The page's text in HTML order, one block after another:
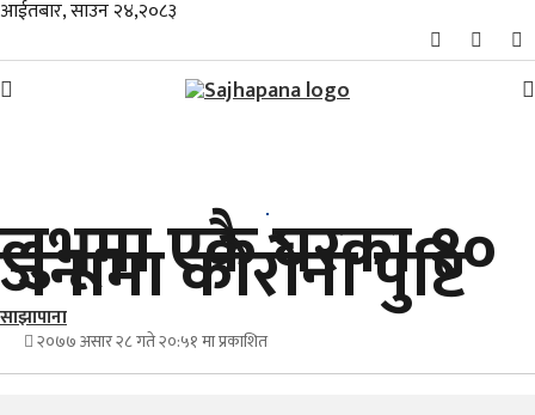
आईतबार, साउन २४,२०८३
विशेष
स्थानीय
राजनीति
लुभूमा एकै घरका १०
जनामा कोरोना पुष्टि
साझापाना
२०७७ असार २८ गते २०:५१ मा प्रकाशित